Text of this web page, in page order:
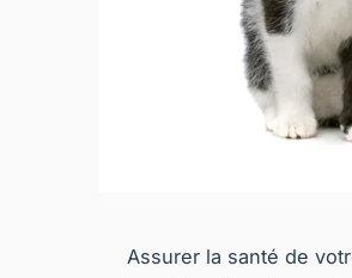
Assurer la santé de